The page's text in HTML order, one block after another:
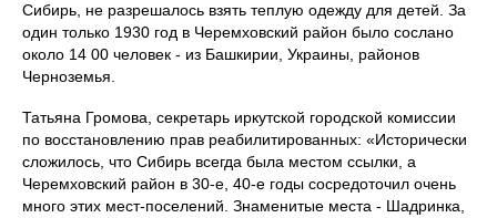
Сибирь, не разрешалось взять теплую одежду для детей. За
один только 1930 год в Черемховский район было сослано
около 14 00 человек - из Башкирии, Украины, районов
Черноземья.
Татьяна Громова, секретарь иркутской городской комиссии
по восстановлению прав реабилитированных: «Исторически
сложилось, что Сибирь всегда была местом ссылки, а
Черемховский район в 30-е, 40-е годы сосредоточил очень
много этих мест-поселений. Знаменитые места - Шадринка,